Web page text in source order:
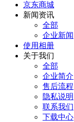
京东商城
新闻资讯
全部
企业新闻
使用相册
关于我们
全部
企业简介
售后流程
隐私说明
联系我们
下载中心